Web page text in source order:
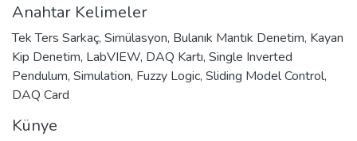
Anahtar Kelimeler
Tek Ters Sarkaç, Simülasyon, Bulanık Mantık Denetim, Kayan
Kip Denetim, LabVIEW, DAQ Kartı, Single Inverted
Pendulum, Simulation, Fuzzy Logic, Sliding Model Control,
DAQ Card
Künye